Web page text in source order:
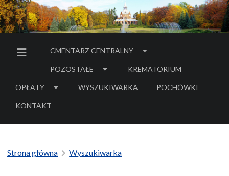
MENU BOCZNE
CMENTARZ CENTRALNY
POZOSTAŁE KREMATORIUM
OPŁATY WYSZUKIWARKA POCHÓWKI
- LINK DO SERWISU
KONTAKT
Strona główna Wyszukiwarka